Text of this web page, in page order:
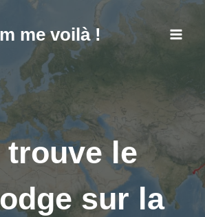
me voilà !
trouve le
sur la